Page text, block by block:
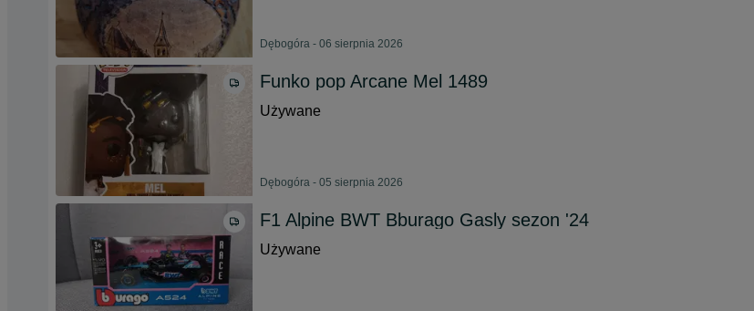
Dębogóra - 06 sierpnia 2026
Funko pop Arcane Mel 1489
Używane
Dębogóra - 05 sierpnia 2026
F1 Alpine BWT Bburago Gasly sezon '24
Używane